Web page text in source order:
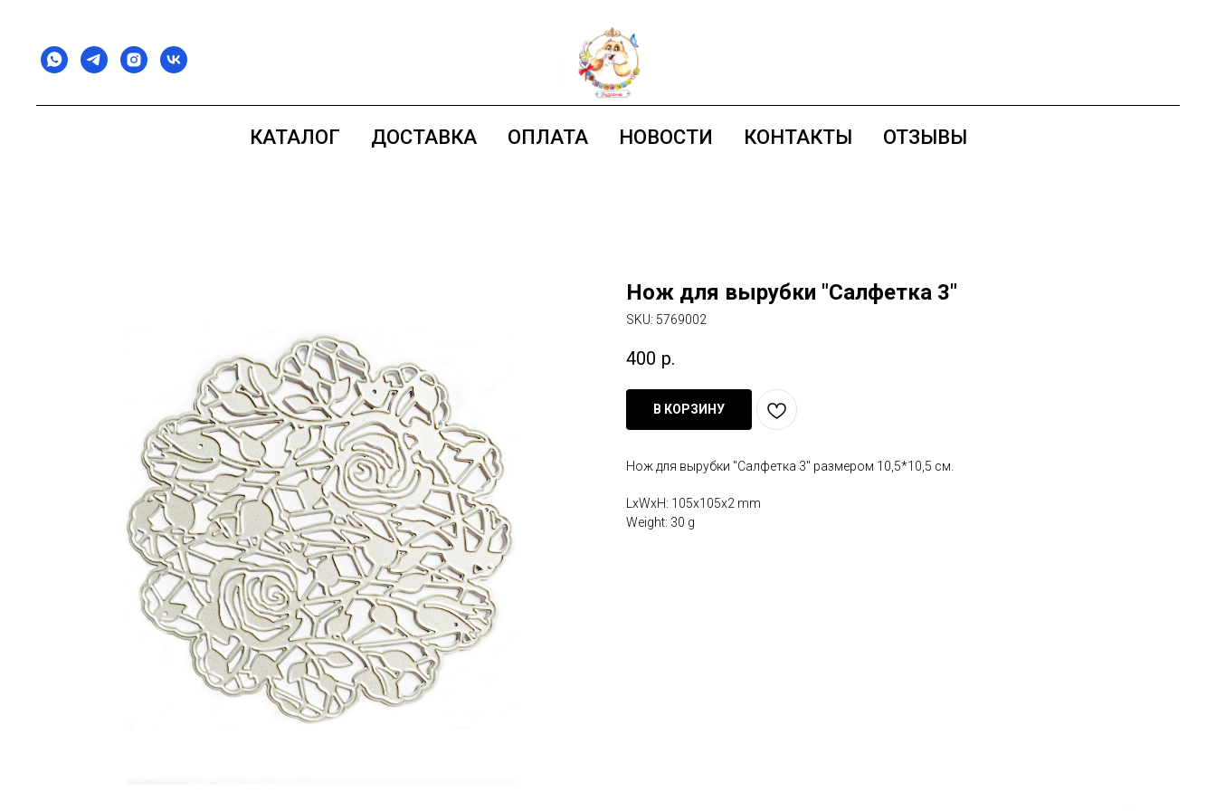
КАТАЛОГ ДОСТАВКА ОПЛАТА НОВОСТИ КОНТАКТЫ ОТЗЫВЫ
Нож для вырубки "Салфетка 3"
SKU: 5769002
400 р.
В КОРЗИНУ
Нож для вырубки "Салфетка 3" размером 10,5*10,5 см.
LxWxH: 105x105x2 mm
Weight: 30 g